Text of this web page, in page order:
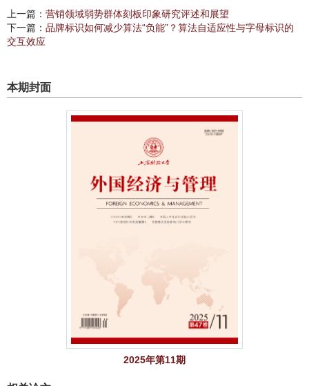
上一篇： 营销领域弱势群体刻板印象研究评述和展望
下一篇： 品牌标识如何减少算法“负能”？算法自适应性与字母标识的
交互效应
本期封面
2025年第11期